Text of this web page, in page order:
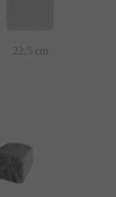
22,5 cm